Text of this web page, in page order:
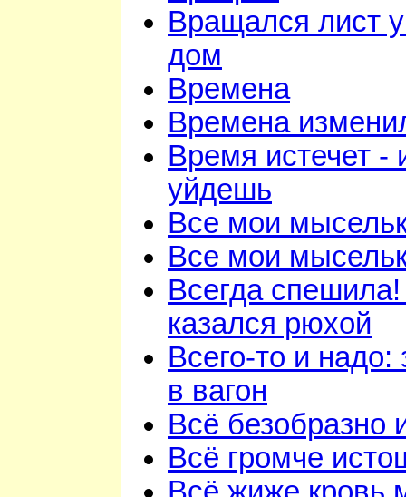
Вращался лист
дом
Времена
Времена
Время истечет -
уйдешь
Все мои
Все мои
Всегда
казался рюхой
Всего-то и надо:
в вагон
Всё безобразно
Всё громче